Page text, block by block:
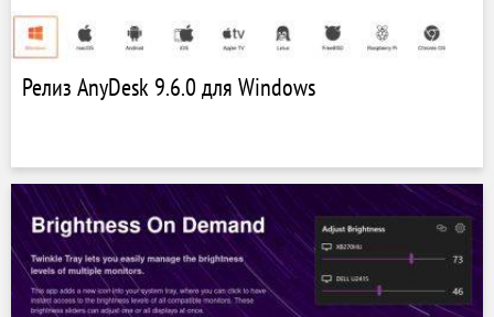
Релиз AnyDesk 9.6.0 для Windows